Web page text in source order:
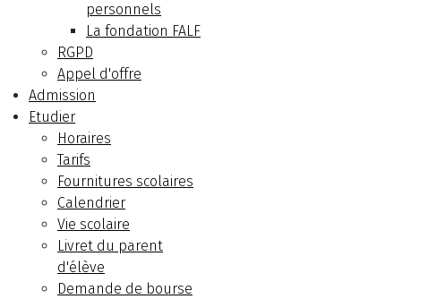
personnels
La fondation FALF
RGPD
Appel d'offre
Admission
Etudier
Horaires
Tarifs
Fournitures scolaires
Calendrier
Vie scolaire
Livret du parent
d'élève
Demande de bourse